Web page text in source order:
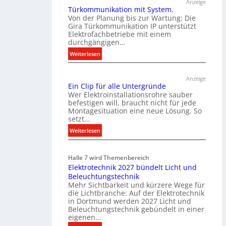
Anzeige
Türkommunikation mit System.
Von der Planung bis zur Wartung: Die
Gira Türkommunikation IP unterstützt
Elektrofachbetriebe mit einem
durchgängigen…
Weiterlesen:
T
r
k
o
m
u
n
k
a
t
i
o
n
Anzeige
Ein Clip für alle Untergründe
Wer Elektroinstallationsrohre sauber
befestigen will, braucht nicht für jede
Montagesituation eine neue Lösung. So
setzt…
Weiterlesen:
E
n
C
l
i
p
f
Halle 7 wird Themenbereich
Elektrotechnik 2027 bündelt Licht und
Beleuchtungstechnik
Mehr Sichtbarkeit und kürzere Wege für
die Lichtbranche: Auf der Elektrotechnik
in Dortmund werden 2027 Licht und
Beleuchtungstechnik gebündelt in einer
eigenen…